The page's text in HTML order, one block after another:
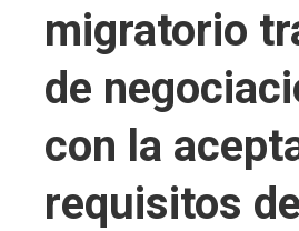
migratorio
de
con la
requisitos de